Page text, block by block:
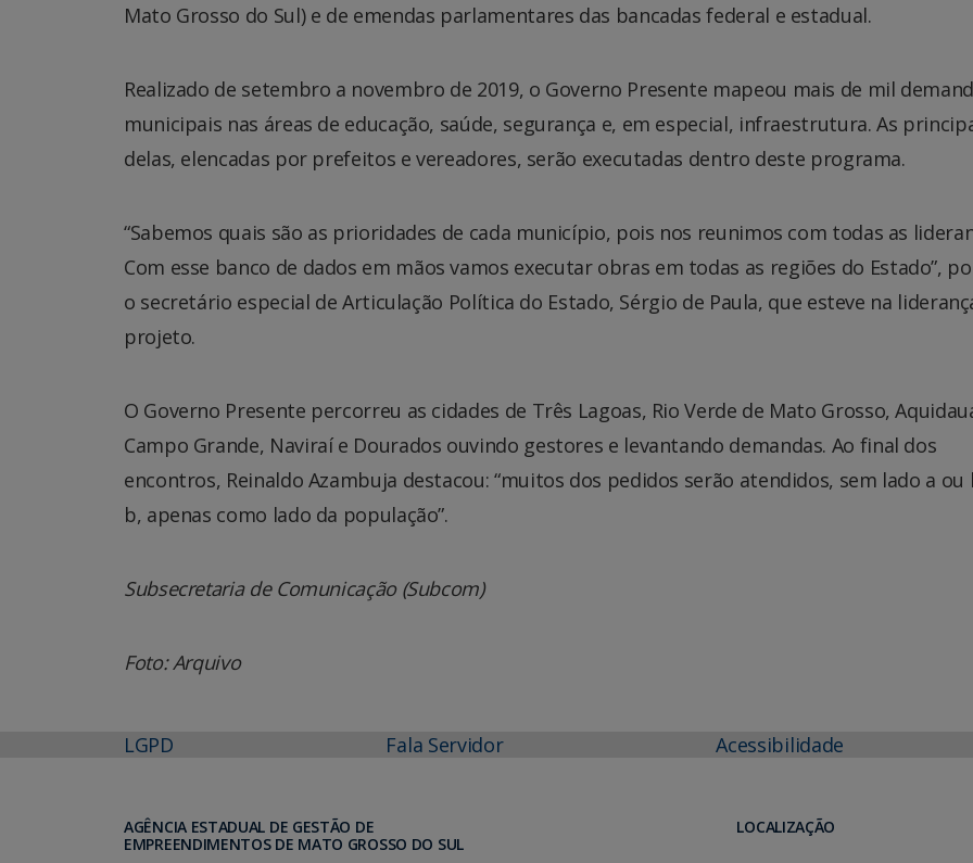
Mato Grosso do Sul) e de emendas parlamentares das bancadas federal e estadual.
Realizado de setembro a novembro de 2019, o Governo Presente mapeou mais de mil
municipais nas áreas de educação, saúde, segurança e, em especial, infraestrutura. As
delas, elencadas por prefeitos e vereadores, serão executadas dentro deste programa.
“Sabemos quais são as prioridades de cada município, pois nos reunimos com todas as
Com esse banco de dados em mãos vamos executar obras em todas as regiões do Estado”,
o secretário especial de Articulação Política do Estado, Sérgio de Paula, que esteve na
projeto.
O Governo Presente percorreu as cidades de Três Lagoas, Rio Verde de Mato Grosso,
Campo Grande, Naviraí e Dourados ouvindo gestores e levantando demandas. Ao final dos
encontros, Reinaldo Azambuja destacou: “muitos dos pedidos serão atendidos, sem lado a ou
b, apenas como lado da população”.
Subsecretaria de Comunicação (Subcom)
Foto: Arquivo
LGPD Fala Servidor Acessibilidade
AGÊNCIA ESTADUAL DE GESTÃO DE
EMPREENDIMENTOS DE MATO GROSSO DO SUL
LOCALIZAÇÃO